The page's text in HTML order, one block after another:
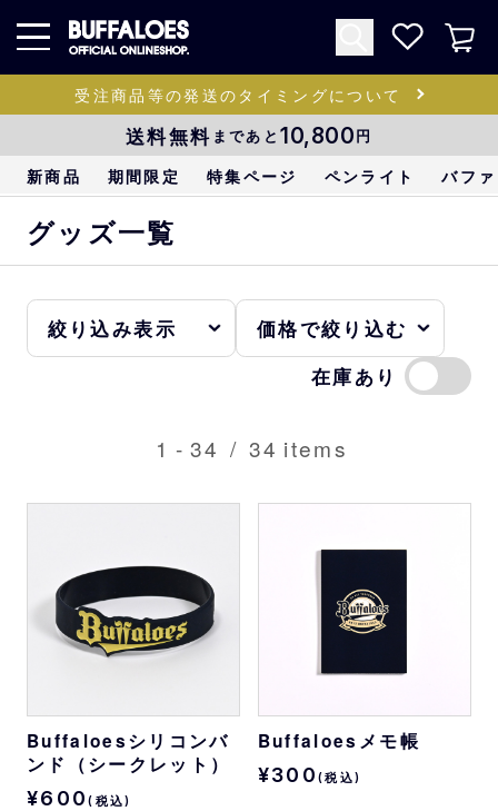
受注商品等の発送のタイミングについて
送料無料 まであと 10,800円
新商品 期間限定 特集ページ ペンライト バフ
グッズ一覧
在庫あり
1 - 34 / 34 items
Buffaloesシリコンバ
ンド（シークレット）
¥600(税込)
Buffaloesメモ帳
¥300(税込)